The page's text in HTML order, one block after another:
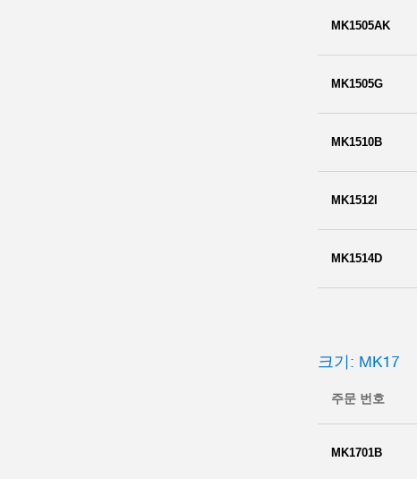
MK1505AK
MK1505G
MK1510B
MK1512I
MK1514D
크기: MK17
주문 번호
MK1701B